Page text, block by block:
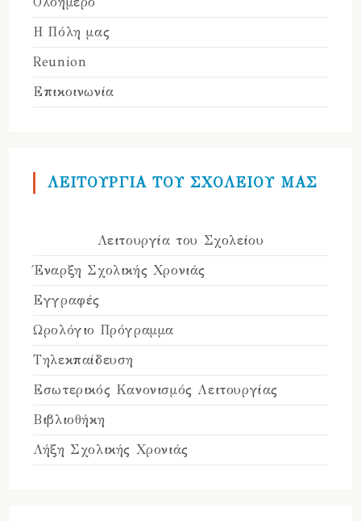
Η Πόλη μας
Reunion
Επικοινωνία
ΛΕΙΤΟΥΡΓΙΑ ΤΟΥ ΣΧΟΛΕΙΟΥ ΜΑΣ
Λειτουργία του Σχολείου
Έναρξη Σχολικής Χρονιάς
Εγγραφές
Ωρολόγιο Πρόγραμμα
Τηλεκπαίδευση
Εσωτερικός Κανονισμός Λειτουργίας
Βιβλιοθήκη
Λήξη Σχολικής Χρονιάς